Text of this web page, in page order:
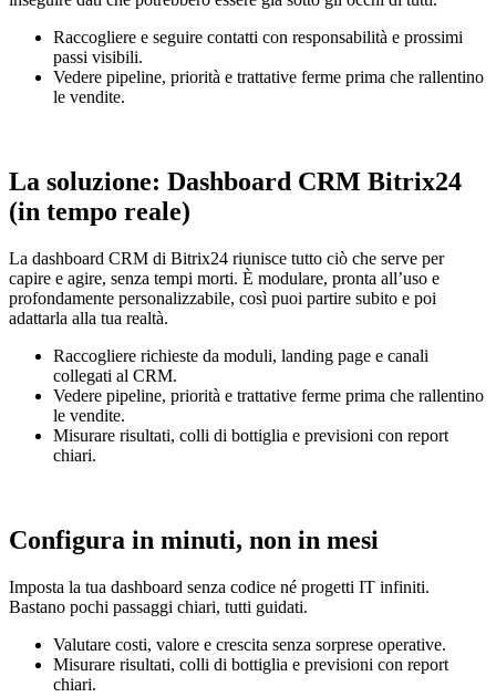
Raccogliere e seguire contatti con responsabilità e prossimi
passi visibili.
Vedere pipeline, priorità e trattative ferme prima che rallentino
le vendite.
La soluzione: Dashboard CRM Bitrix24
(in tempo reale)
La dashboard CRM di Bitrix24 riunisce tutto ciò che serve per
capire e agire, senza tempi morti. È modulare, pronta all’uso e
profondamente personalizzabile, così puoi partire subito e poi
adattarla alla tua realtà.
Raccogliere richieste da moduli, landing page e canali
collegati al CRM.
Vedere pipeline, priorità e trattative ferme prima che rallentino
le vendite.
Misurare risultati, colli di bottiglia e previsioni con report
chiari.
Configura in minuti, non in mesi
Imposta la tua dashboard senza codice né progetti IT infiniti.
Bastano pochi passaggi chiari, tutti guidati.
Valutare costi, valore e crescita senza sorprese operative.
Misurare risultati, colli di bottiglia e previsioni con report
chiari.